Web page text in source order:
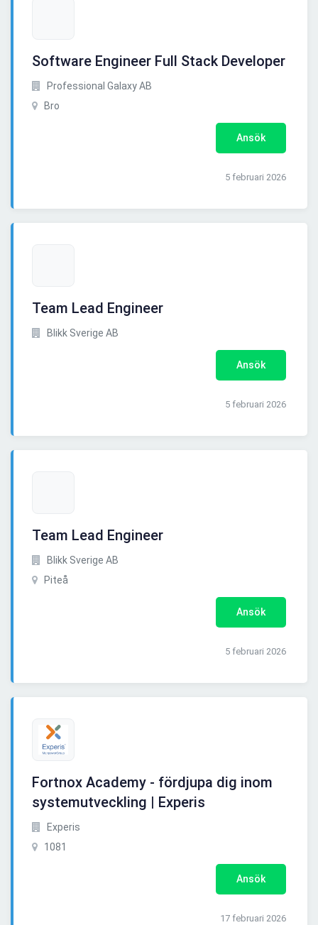
Software Engineer Full Stack Developer
Professional Galaxy AB
Bro
Ansök
5 februari 2026
Team Lead Engineer
Blikk Sverige AB
Ansök
5 februari 2026
Team Lead Engineer
Blikk Sverige AB
Piteå
Ansök
5 februari 2026
Fortnox Academy - fördjupa dig inom
systemutveckling | Experis
Experis
1081
Ansök
17 februari 2026